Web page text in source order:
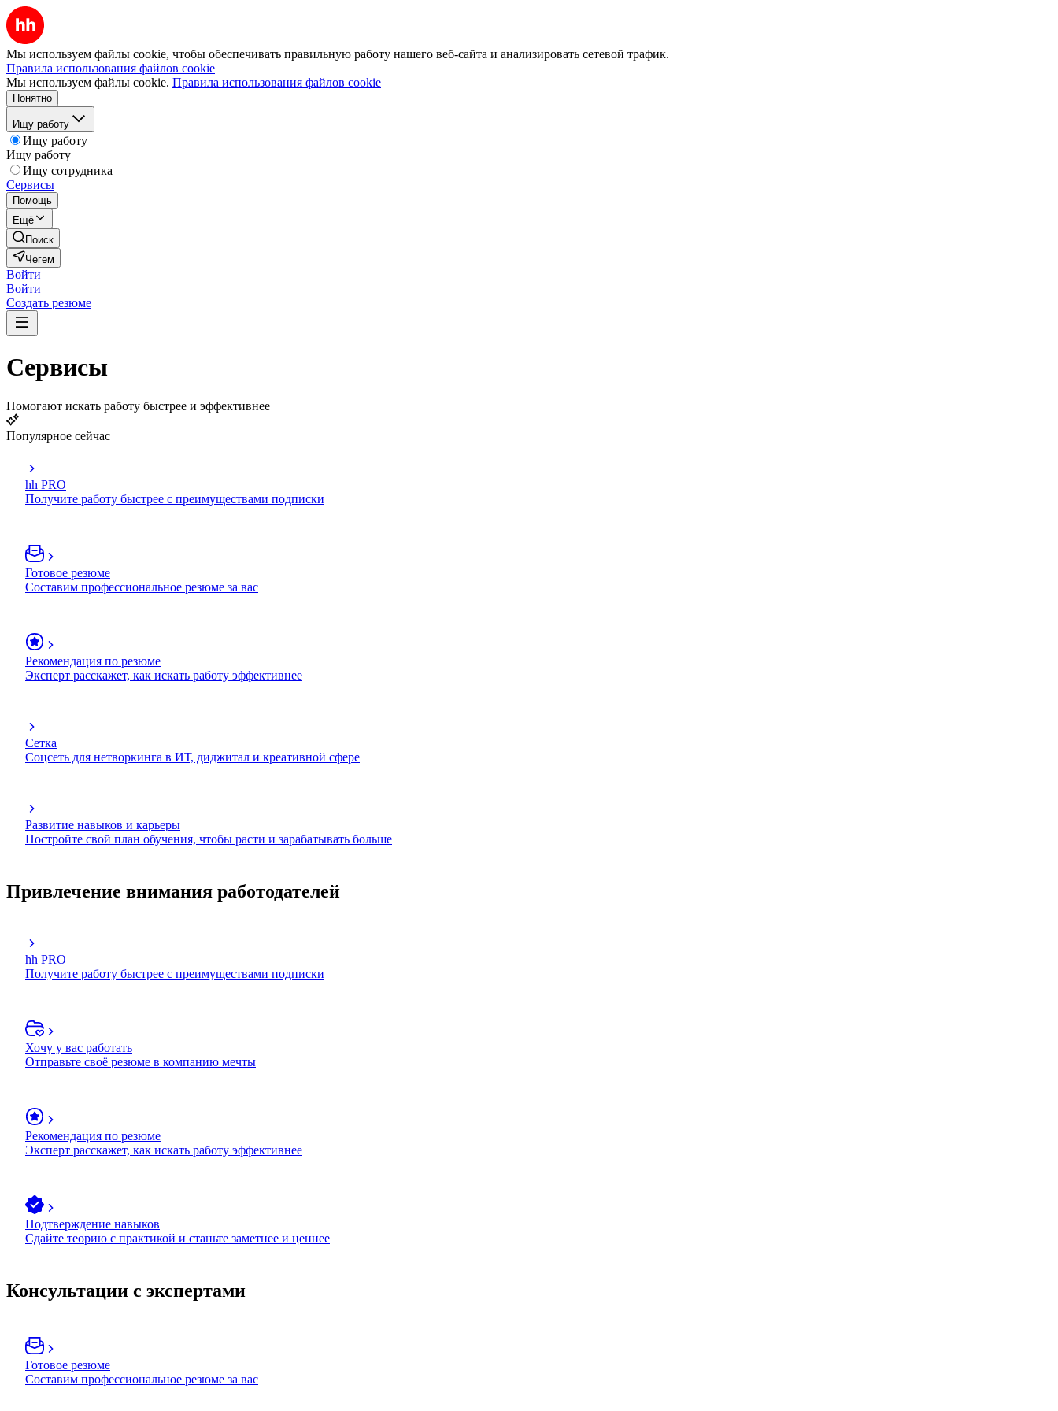
Мы используем файлы cookie, чтобы обеспечивать правильную работу нашего веб-сайта и анализировать сетевой трафик.
Правила использования файлов cookie
Мы используем файлы cookie. Правила использования файлов cookie
Понятно
Ищу работу
Ищу работу
Ищу работу
Ищу сотрудника
Сервисы
Помощь
Ещё
Поиск
Чегем
Войти
Войти
Создать резюме
Сервисы
Помогают искать работу быстрее и эффективнее
Популярное сейчас
hh PRO
Получите работу быстрее с преимуществами подписки
Готовое резюме
Составим профессиональное резюме за вас
Рекомендация по резюме
Эксперт расскажет, как искать работу эффективнее
Сетка
Соцсеть для нетворкинга в ИТ, диджитал и креативной сфере
Развитие навыков и карьеры
Постройте свой план обучения, чтобы расти и зарабатывать больше
Привлечение внимания работодателей
hh PRO
Получите работу быстрее с преимуществами подписки
Хочу у вас работать
Отправьте своё резюме в компанию мечты
Рекомендация по резюме
Эксперт расскажет, как искать работу эффективнее
Подтверждение навыков
Сдайте теорию с практикой и станьте заметнее и ценнее
Консультации с экспертами
Готовое резюме
Составим профессиональное резюме за вас